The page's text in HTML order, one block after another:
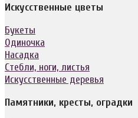
Искусственные цветы
Букеты
Одиночка
Насадка
Стебли, ноги, листья
Искусственные деревья
Памятники, кресты, оградки